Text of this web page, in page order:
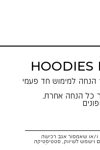
HOODIES
הירשמו עכשיו וקבלו קופון 10% הנחה למימוש חד פעמי
כל הנחה אחרת.
או שאמסור אגב רכישה
וישמש לשיווק, סטטיסטיקה
הפרטיות
. ידוע לי שזכותי